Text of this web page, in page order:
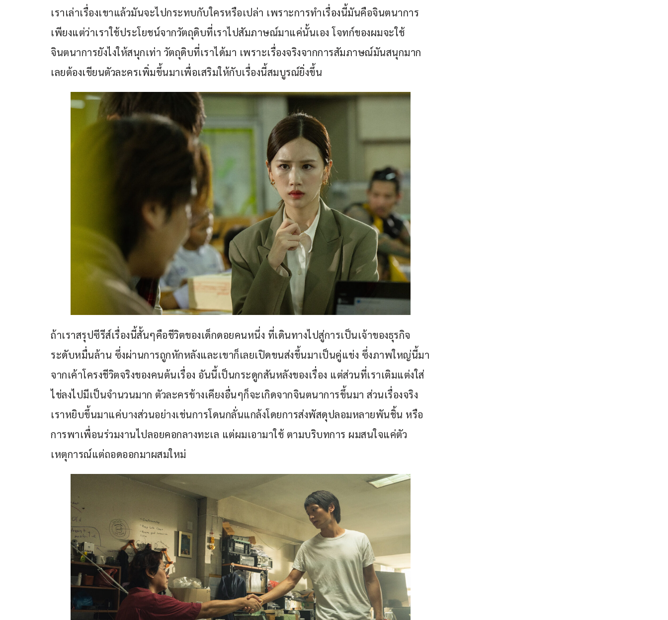
เราเล่าเรื่องเขาแล้วมันจะไปกระทบกับใครหรือเปล่า เพราะการทำเรื่องนี้มันคือจินตนาการ
เพียงแต่ว่าเราใช้ประโยชน์จากวัตถุดิบที่เราไปสัมภาษณ์มาแค่นั้นเอง โจทก์ของผมจะใช้
จินตนาการยังไงให้สนุกเท่า วัตถุดิบที่เราได้มา เพราะเรื่องจริงจากการสัมภาษณ์มันสนุกมาก
เลยต้องเขียนตัวละครเพิ่มขึ้นมาเพื่อเสริมให้กับเรื่องนี้สมบูรณ์ยิ่งขึ้น
ถ้าเราสรุปซีรีส์เรื่องนี้สั้นๆคือชีวิตของเด็กดอยคนหนึ่ง ที่เดินทางไปสู่การเป็นเจ้าของธุรกิจ
ระดับหมื่นล้าน ซึ่งผ่านการถูกหักหลังและเขาก็เลยเปิดขนส่งขึ้นมาเป็นคู่แข่ง ซึ่งภาพใหญ่นี้มา
จากเค้าโครงชีวิตจริงของคนต้นเรื่อง อันนี้เป็นกระดูกสันหลังของเรื่อง แต่ส่วนที่เราเติมแต่งใส่
ไข่ลงไปมีเป็นจำนวนมาก ตัวละครข้างเคียงอื่นๆก็จะเกิดจากจินตนาการขึ้นมา ส่วนเรื่องจริง
เราหยิบขึ้นมาแค่บางส่วนอย่างเช่นการโดนกลั่นแกล้งโดยการส่งพัสดุปลอมหลายพันชิ้น หรือ
การพาเพื่อนร่วมงานไปลอยคอกลางทะเล แต่ผมเอามาใช้ ตามบริบทการ ผมสนใจแค่ตัว
เหตุการณ์แต่ถอดออกมาผสมใหม่